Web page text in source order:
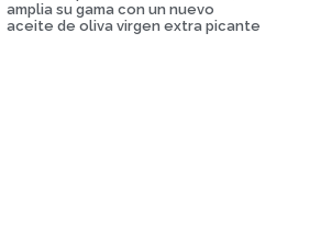
amplia su gama con un nuevo
aceite de oliva virgen extra picante